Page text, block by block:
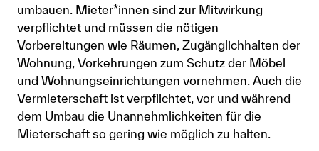
umbauen. Mieter*innen sind zur Mitwirkung
verpflichtet und müssen die nötigen
Vorbereitungen wie Räumen, Zugänglichhalten der
Wohnung, Vorkehrungen zum Schutz der Möbel
und Wohnungseinrichtungen vornehmen. Auch die
Vermieterschaft ist verpflichtet, vor und während
dem Umbau die Unannehmlichkeiten für die
Mieterschaft so gering wie möglich zu halten.